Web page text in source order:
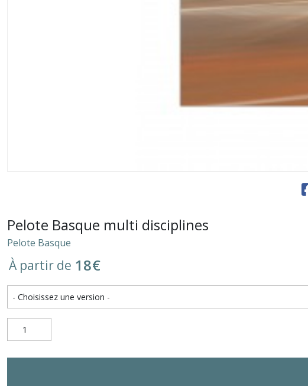
Pelote Basque multi disciplines
Pelote Basque
À partir de 18€